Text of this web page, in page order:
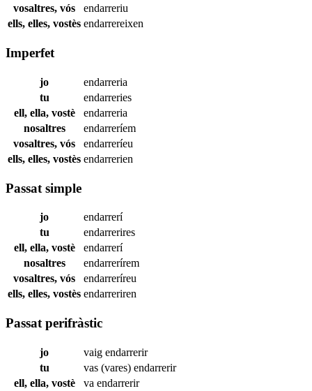
vosaltres, vós
endarreriu
ells, elles, vostès endarrereixen
Imperfet
jo
endarreria
tu
endarreries
ell, ella, vostè
endarreria
nosaltres
endarreríem
vosaltres, vós
endarreríeu
ells, elles, vostès endarrerien
Passat simple
jo
endarrerí
tu
endarrerires
ell, ella, vostè
endarrerí
nosaltres
endarrerírem
vosaltres, vós
endarreríreu
ells, elles, vostès endarreriren
Passat perifràstic
jo vaig endarrerir
tu
vas (vares) endarrerir
ell, ella, vostè
va endarrerir